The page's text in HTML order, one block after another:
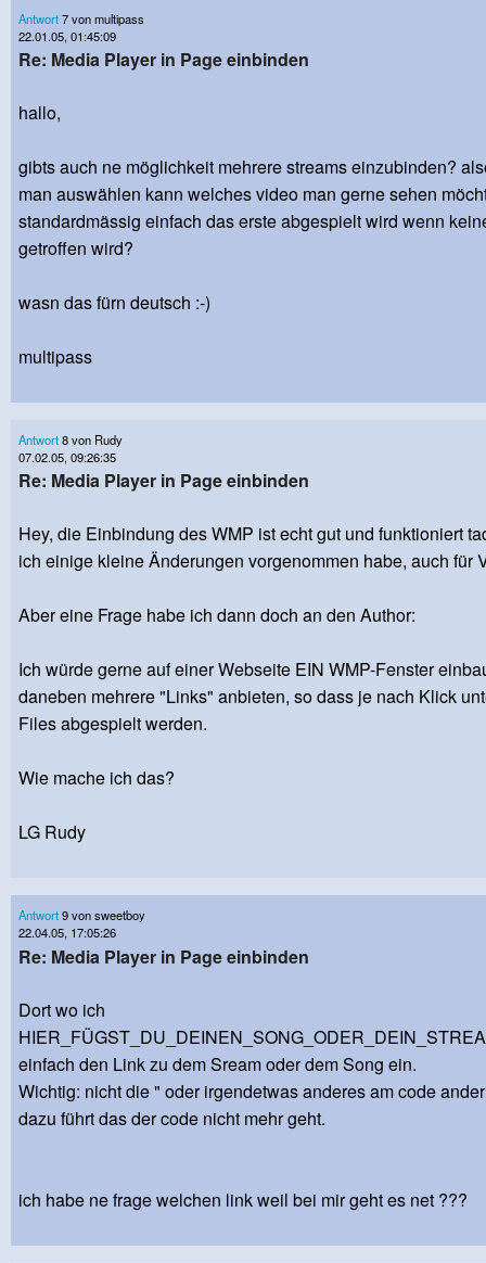
Antwort7 von multipass
22.01.05, 01:45:09
Re: Media Player in Page einbinden
hallo,
gibts auch ne möglichkeit mehrere streams einzubinden?
man auswählen kann welches video man gerne sehen
standardmässig einfach das erste abgespielt wird wenn
getroffen wird?
wasn das fürn deutsch :-)
multipass
Antwort8 von Rudy
07.02.05, 09:26:35
Re: Media Player in Page einbinden
Hey, die Einbindung des WMP ist echt gut und funktioniert
ich einige kleine Änderungen vorgenommen habe, auch für
Aber eine Frage habe ich dann doch an den Author:
Ich würde gerne auf einer Webseite EIN WMP-Fenster
daneben mehrere "Links" anbieten, so dass je nach Klick
Files abgespielt werden.
Wie mache ich das?
LG Rudy
Antwort9 von sweetboy
22.04.05, 17:05:26
Re: Media Player in Page einbinden
Dort wo ich
einfach den Link zu dem Sream oder dem Song ein.
Wichtig: nicht die " oder irgendetwas anderes am code
dazu führt das der code nicht mehr geht.
ich habe ne frage welchen link weil bei mir geht es net ???